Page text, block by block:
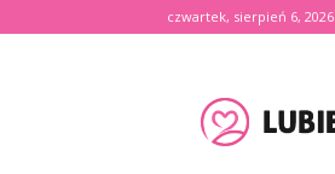
czwartek, sierpień 6, 2026